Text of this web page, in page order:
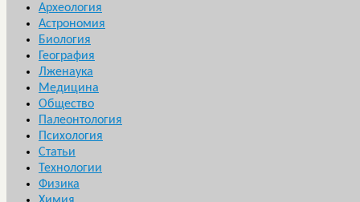
Археология
Астрономия
Биология
География
Лженаука
Медицина
Общество
Палеонтология
Психология
Статьи
Технологии
Физика